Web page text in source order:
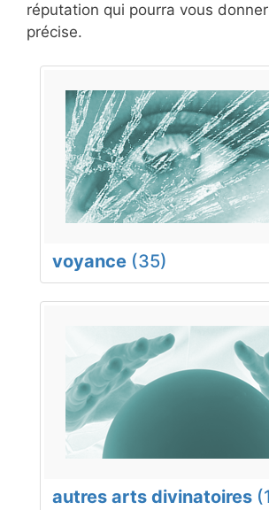
réputation qui pourra vous
précise.
voyance (35)
autres arts divinatoires